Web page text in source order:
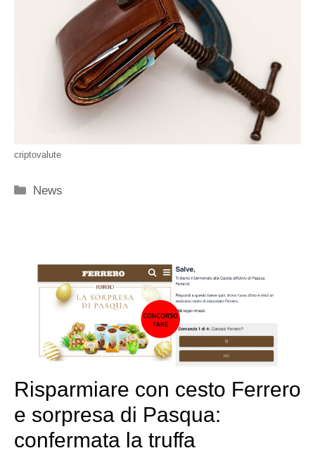
criptovalute
Categorie
News
Risparmiare con cesto Ferrero
e sorpresa di Pasqua:
confermata la truffa